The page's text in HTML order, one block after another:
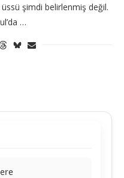
üssü şimdi belirlenmiş değil.
…